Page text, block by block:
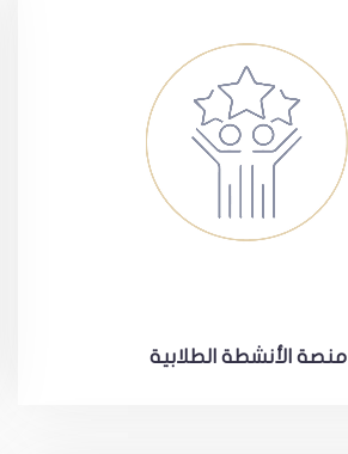
منصة الأنشطة الطلابية